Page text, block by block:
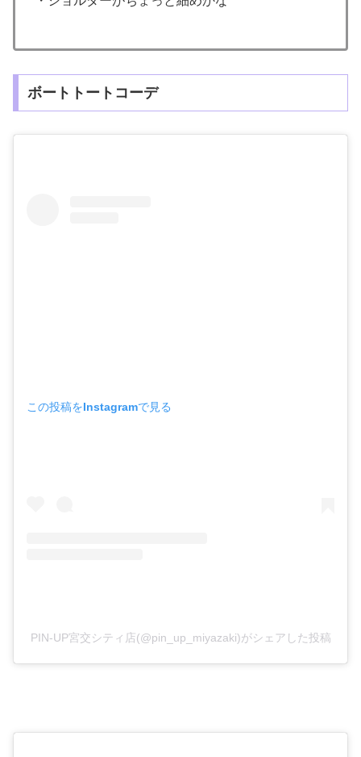
ボートトートコーデ
この投稿をInstagramで見る
PIN-UP宮交シティ店(@pin_up_miyazaki)がシェアした投稿